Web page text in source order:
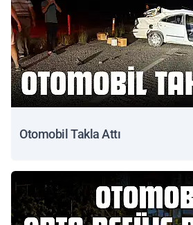
Otomobil Takla Attı